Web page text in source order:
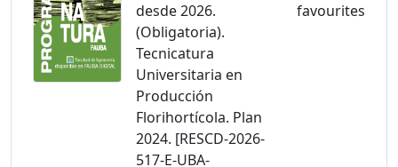
desde 2026.
(Obligatoria).
Tecnicatura
Universitaria en
Producción
Florihortícola. Plan
2024. [RESCD-2026-
517-E-UBA-